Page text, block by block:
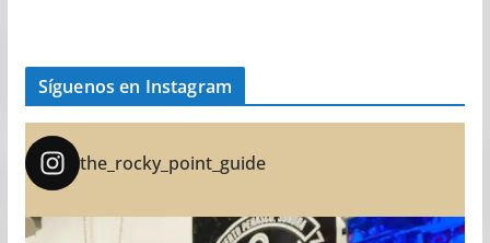
Síguenos en Instagram
the_rocky_point_guide